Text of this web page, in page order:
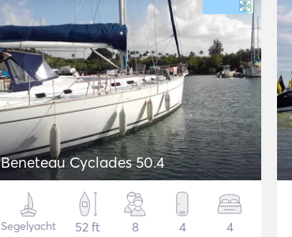
Beneteau Cyclades 50.4
Segelyacht
52 ft
8 4 4